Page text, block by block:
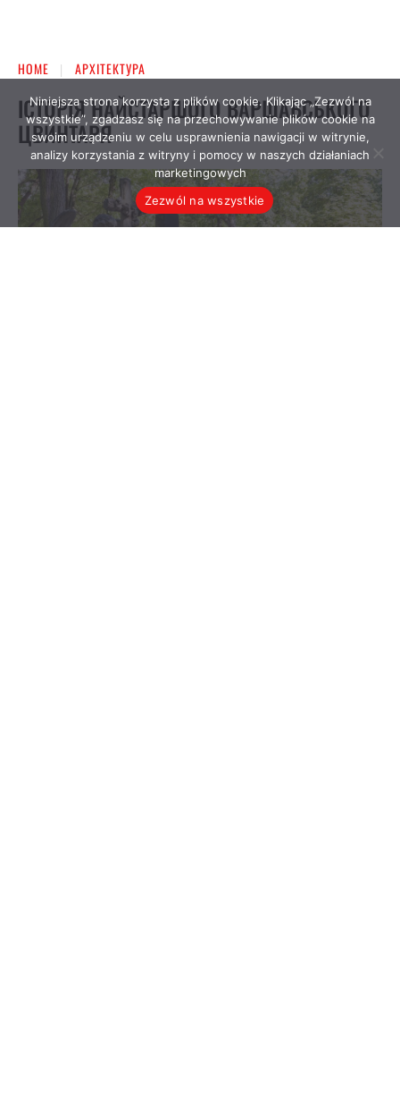
Niniejsza strona korzysta z plików cookie. Klikając „Zezwól na
wszystkie”, zgadzasz się na przechowywanie plików cookie na
swoim urządzeniu w celu usprawnienia nawigacji w witrynie,
analizy korzystania z witryny i pomocy w naszych działaniach
marketingowych
Zezwól na wszystkie